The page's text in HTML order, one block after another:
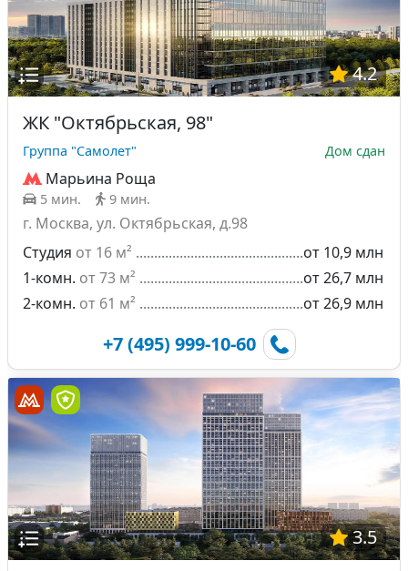
4.2
ЖК "Октябрьская, 98"
Группа "Самолет" Дом сдан
Марьина Роща
5 мин. 9 мин.
г. Москва, ул. Октябрьская, д.98
Студия от 16 м²
от 10,9 млн
1-комн. от 73 м²
от 26,7 млн
2-комн. от 61 м² от 26,9 млн
+7 (495) 999-10-60
3.5